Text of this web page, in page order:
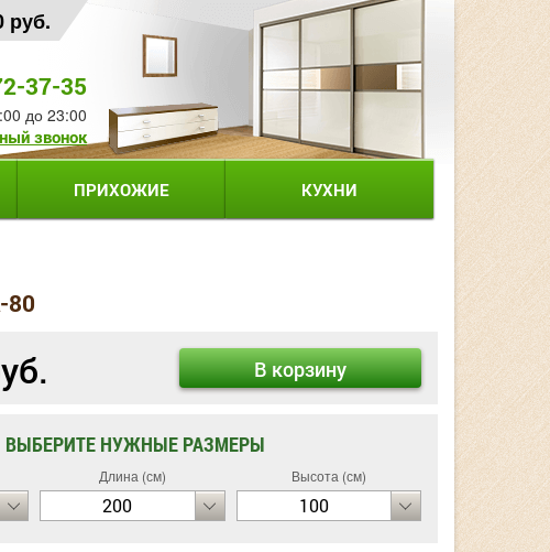
руб.
37-35
до 23:00
звонок
ПРИХОЖИЕ КУХНИ
80
В корзину
ВЫБЕРИТЕ НУЖНЫЕ РАЗМЕРЫ
Длина (см)
200
Высота (см)
100